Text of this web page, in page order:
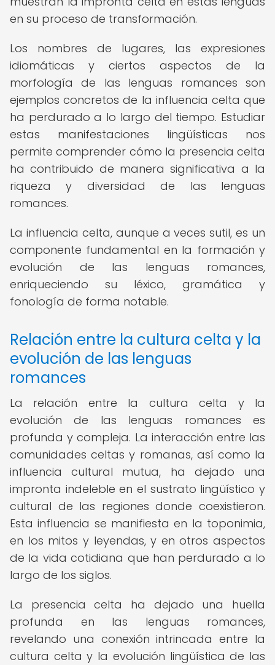
en su proceso de transformación.
Los nombres de lugares, las expresiones
idiomáticas y ciertos aspectos de la
morfología de las lenguas romances son
ejemplos concretos de la influencia celta que
ha perdurado a lo largo del tiempo. Estudiar
estas manifestaciones lingüísticas nos
permite comprender cómo la presencia celta
ha contribuido de manera significativa a la
riqueza y diversidad de las lenguas
romances.
La influencia celta, aunque a veces sutil, es un
componente fundamental en la formación y
evolución de las lenguas romances,
enriqueciendo su léxico, gramática y
fonología de forma notable.
Relación entre la cultura celta y la
evolución de las lenguas
romances
La relación entre la cultura celta y la
evolución de las lenguas romances es
profunda y compleja. La interacción entre las
comunidades celtas y romanas, así como la
influencia cultural mutua, ha dejado una
impronta indeleble en el sustrato lingüístico y
cultural de las regiones donde coexistieron.
Esta influencia se manifiesta en la toponimia,
en los mitos y leyendas, y en otros aspectos
de la vida cotidiana que han perdurado a lo
largo de los siglos.
La presencia celta ha dejado una huella
profunda en las lenguas romances,
revelando una conexión intrincada entre la
cultura celta y la evolución lingüística de las